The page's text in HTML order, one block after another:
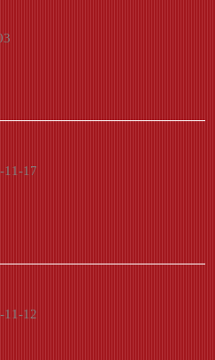
11-17
11-12